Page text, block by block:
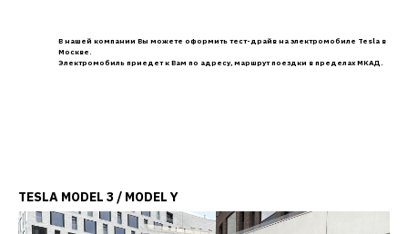
В нашей компании Вы можете оформить тест-драйв на электромобиле Tesla в
Москве.
Электромобиль приедет к Вам по адресу, маршрут поездки в пределах МКАД.
TESLA MODEL 3 / MODEL Y